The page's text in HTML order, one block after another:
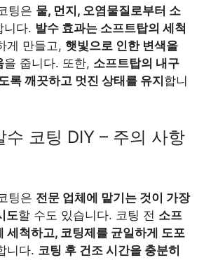
팅은 물, 먼지, 오염물질로부터 소
니다. 발수 효과는 소프트탑의 세척
게 만들고, 햇빛으로 인한 변색을
을 줍니다. 또한, 소프트탑의 내구
록 깨끗하고 멋진 상태를 유지합니
수 코팅 DIY – 주의 사항
팅은 전문 업체에 맡기는 것이 가장
도할 수도 있습니다. 코팅 전 소프
세척하고, 코팅제를 균일하게 도포
니다. 코팅 후 건조 시간을 충분히